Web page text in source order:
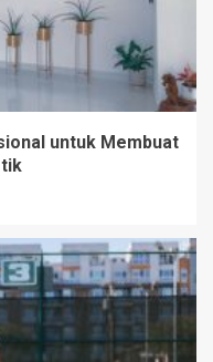
untuk Membuat